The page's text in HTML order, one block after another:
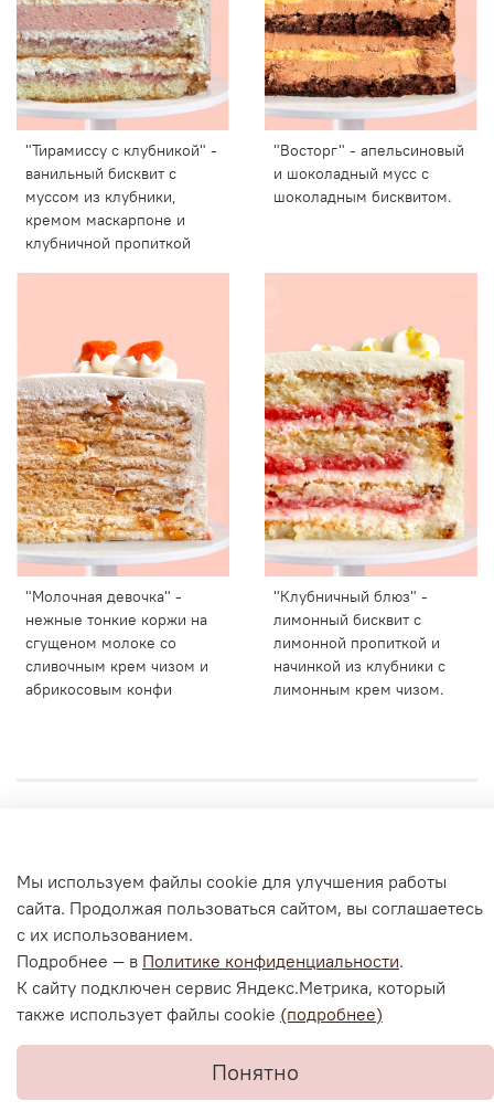
В корзину
"Тирамиссу с клубникой" -
ванильный бисквит с
муссом из клубники,
кремом маскарпоне и
клубничной пропиткой
"Восторг" - апельсиновый
и шоколадный мусс с
шоколадным бисквитом.
"Молочная девочка" -
нежные тонкие коржи на
сгущеном молоке со
сливочным крем чизом и
абрикосовым конфи
"Клубничный блюз" -
лимонный бисквит с
лимонной пропиткой и
начинкой из клубники с
лимонным крем чизом.
Согласие на обработку персональных данных
Политика конфиденциальности и оферта
Согласие на ОПД с помощью «Яндекс.Метрика»
Мы используем файлы cookie для улучшения работы
сайта. Продолжая пользоваться сайтом, вы соглашаетесь
с их использованием.
Подробнее — в Политике конфиденциальности.
К сайту подключен сервис Яндекс.Метрика, который
также использует файлы cookie (подробнее)
Понятно